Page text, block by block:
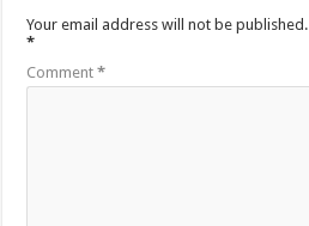
Your email address will not be published.
*
Comment*